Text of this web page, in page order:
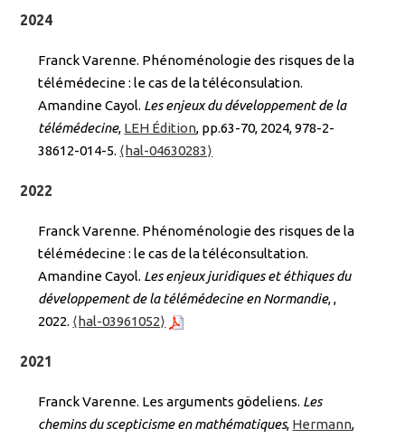
2024
Franck Varenne. Phénoménologie des risques de la
télémédecine : le cas de la téléconsulation.
Amandine Cayol. Les enjeux du développement de la
télémédecine, LEH Édition, pp.63-70, 2024, 978-2-
38612-014-5. ⟨hal-04630283⟩
2022
Franck Varenne. Phénoménologie des risques de la
télémédecine : le cas de la téléconsultation.
Amandine Cayol. Les enjeux juridiques et éthiques du
développement de la télémédecine en Normandie,,
2022. ⟨hal-03961052⟩
2021
Franck Varenne. Les arguments gödeliens. Les
chemins du scepticisme en mathématiques, Hermann,